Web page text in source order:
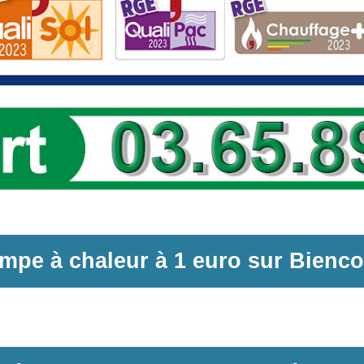
à chaleur à 1 euro sur